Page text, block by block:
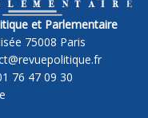
et Parlementaire
75008 Paris
76 47 09 30